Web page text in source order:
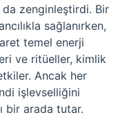
da zenginleştirdi. Bir
sağlanırken,
temel enerji
ve ritüeller, kimlik
Ancak her
işlevselliğini
bir arada tutar.